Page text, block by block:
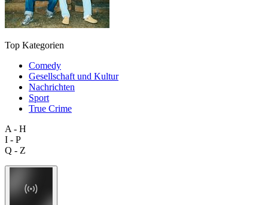
Top Kategorien
Comedy
Gesellschaft und Kultur
Nachrichten
Sport
True Crime
A - H
I - P
Q - Z